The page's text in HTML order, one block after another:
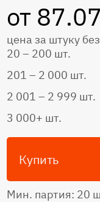
от
цена за штуку
20 – 200 шт.
201 – 2 000 шт.
2 001 – 2 999 шт.
3 000+ шт.
Купить
Мин. партия: 20